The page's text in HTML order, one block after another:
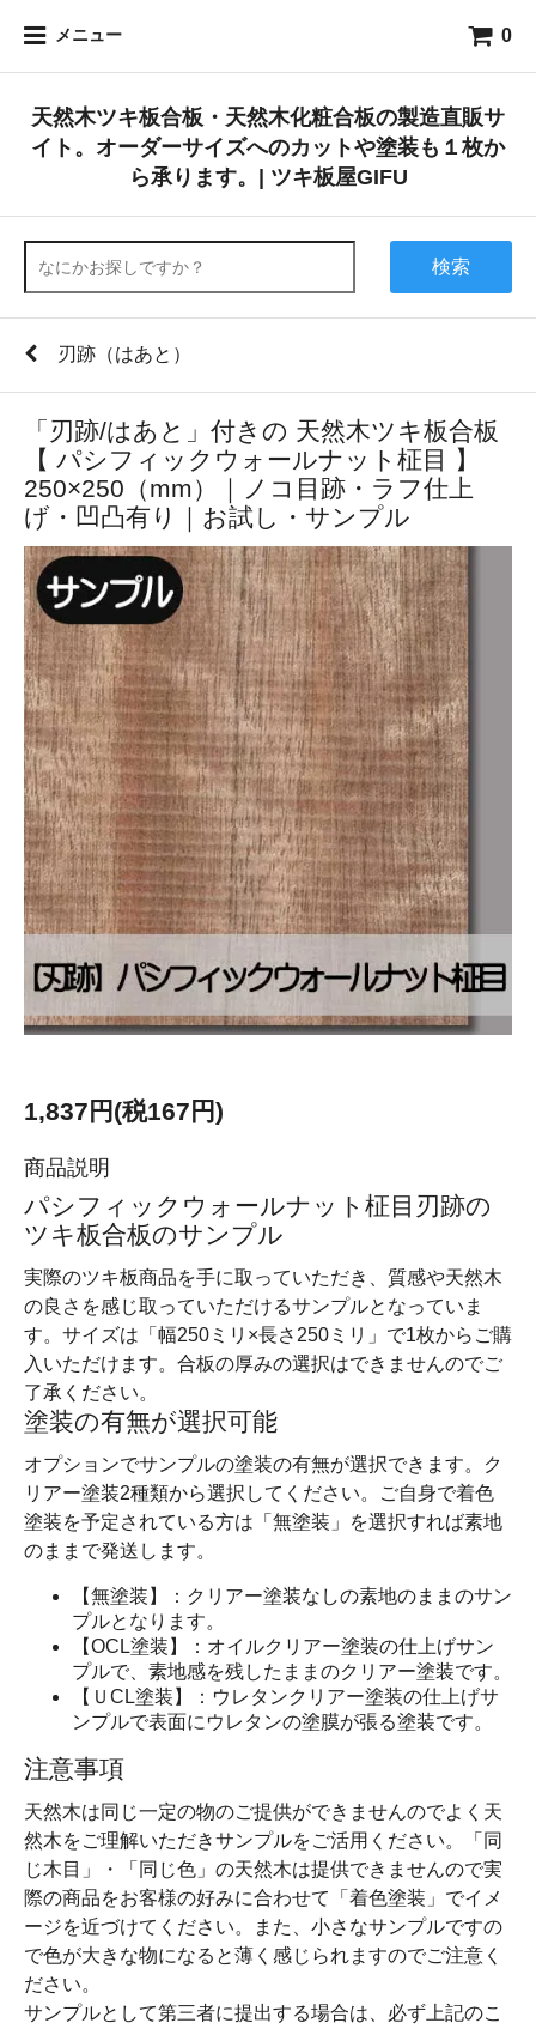
メニュー 0
天然木ツキ板合板・天然木化粧合板の製造直販サ
イト。オーダーサイズへのカットや塗装も１枚か
ら承ります。| ツキ板屋GIFU
検索
刃跡（はあと）
「刃跡/はあと」付きの 天然木ツキ板合板
【 パシフィックウォールナット柾目 】
250×250（mm）｜ノコ目跡・ラフ仕上
げ・凹凸有り｜お試し・サンプル
1,837円(税167円)
商品説明
パシフィックウォールナット柾目刃跡の
ツキ板合板のサンプル
実際のツキ板商品を手に取っていただき、質感や天然木
の良さを感じ取っていただけるサンプルとなっていま
す。サイズは「幅250ミリ×長さ250ミリ」で1枚からご購
入いただけます。合板の厚みの選択はできませんのでご
了承ください。
塗装の有無が選択可能
オプションでサンプルの塗装の有無が選択できます。ク
リアー塗装2種類から選択してください。ご自身で着色
塗装を予定されている方は「無塗装」を選択すれば素地
のままで発送します。
【無塗装】：クリアー塗装なしの素地のままのサン
プルとなります。
【OCL塗装】：オイルクリアー塗装の仕上げサン
プルで、素地感を残したままのクリアー塗装です。
【ＵCL塗装】：ウレタンクリアー塗装の仕上げサ
ンプルで表面にウレタンの塗膜が張る塗装です。
注意事項
天然木は同じ一定の物のご提供ができませんのでよく天
然木をご理解いただきサンプルをご活用ください。「同
じ木目」・「同じ色」の天然木は提供できませんので実
際の商品をお客様の好みに合わせて「着色塗装」でイメ
ージを近づけてください。また、小さなサンプルですの
で色が大きな物になると薄く感じられますのでご注意く
ださい。
サンプルとして第三者に提出する場合は、必ず上記のこ